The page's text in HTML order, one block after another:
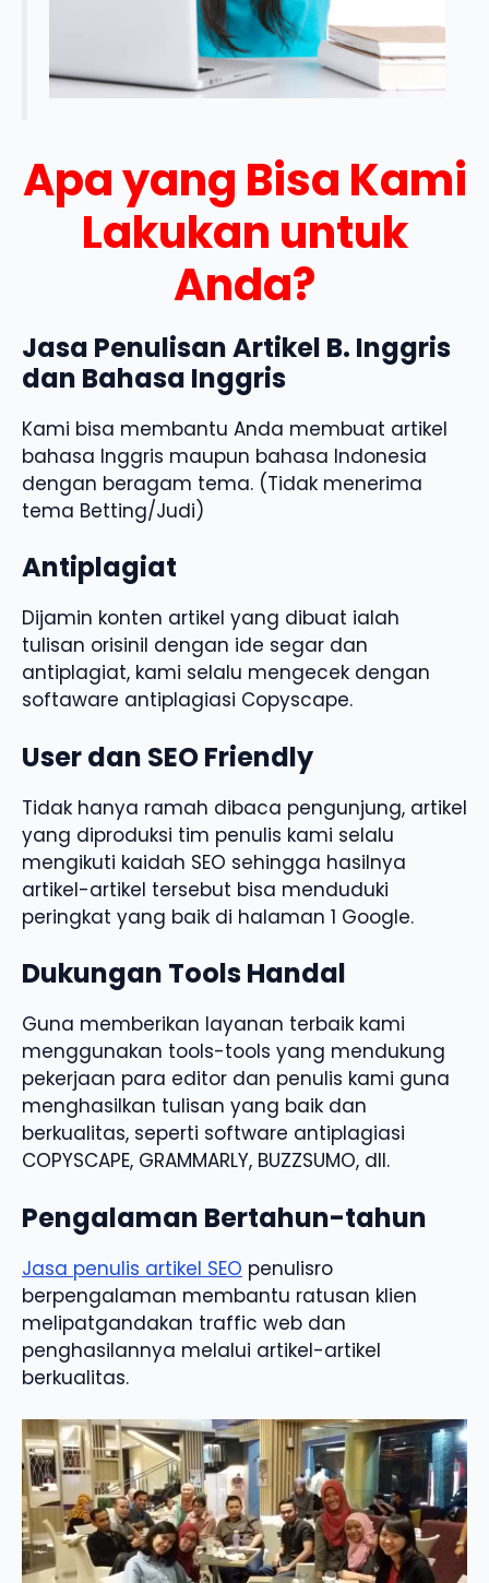
Apa yang Bisa Kami
Lakukan untuk
Anda?
Jasa Penulisan Artikel B. Inggris
dan Bahasa Inggris
Kami bisa membantu Anda membuat artikel
bahasa Inggris maupun bahasa Indonesia
dengan beragam tema. (Tidak menerima
tema Betting/Judi)
Antiplagiat
Dijamin konten artikel yang dibuat ialah
tulisan orisinil dengan ide segar dan
antiplagiat, kami selalu mengecek dengan
softaware antiplagiasi Copyscape.
User dan SEO Friendly
Tidak hanya ramah dibaca pengunjung, artikel
yang diproduksi tim penulis kami selalu
mengikuti kaidah SEO sehingga hasilnya
artikel-artikel tersebut bisa menduduki
peringkat yang baik di halaman 1 Google.
Dukungan Tools Handal
Guna memberikan layanan terbaik kami
menggunakan tools-tools yang mendukung
pekerjaan para editor dan penulis kami guna
menghasilkan tulisan yang baik dan
berkualitas, seperti software antiplagiasi
COPYSCAPE, GRAMMARLY, BUZZSUMO, dll.
Pengalaman Bertahun-tahun
Jasa penulis artikel SEO penulisro
berpengalaman membantu ratusan klien
melipatgandakan traffic web dan
penghasilannya melalui artikel-artikel
berkualitas.